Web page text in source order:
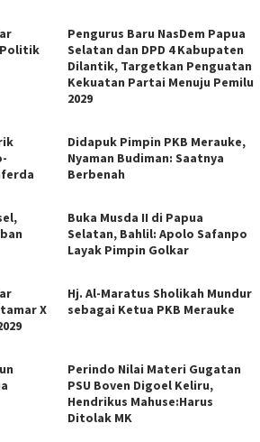
Politik
Pengurus Baru NasDem Papua
Selatan dan DPD 4 Kabupaten
Dilantik, Targetkan Penguatan
Kekuatan Partai Menuju Pemilu
2029
Didapuk Pimpin PKB Merauke,
Nyaman Budiman: Saatnya
Berbenah
Buka Musda II di Papua
Selatan, Bahlil: Apolo Safanpo
Layak Pimpin Golkar
X
Hj. Al-Maratus Sholikah Mundur
sebagai Ketua PKB Merauke
Perindo Nilai Materi Gugatan
PSU Boven Digoel Keliru,
Hendrikus Mahuse:Harus
Ditolak MK